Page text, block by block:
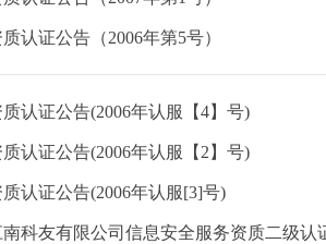
认证公告（2006年第5号）
认证公告(2006年认服【4】号)
认证公告(2006年认服【2】号)
认证公告(2006年认服[3]号)
科友有限公司信息安全服务资质二级认